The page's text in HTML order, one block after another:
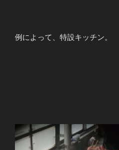
例によって、特設キッチン。